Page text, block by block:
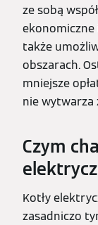
ze sobą
ekonomiczne
także
obszarach.
mniejsze
nie wytwarza
Czym
Kotły
zasadniczo